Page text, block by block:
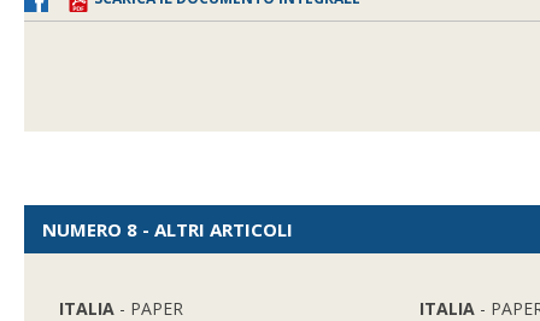
NUMERO 8 - ALTRI ARTICOLI
ITALIA - PAPER ITALIA -